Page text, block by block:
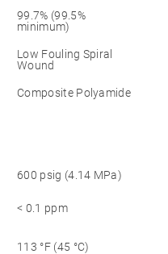
99.7% (99.5%
minimum)
Low Fouling Spiral
Wound
Composite Polyamide
600 psig (4.14 MPa)
< 0.1 ppm
113 °F (45 °C)